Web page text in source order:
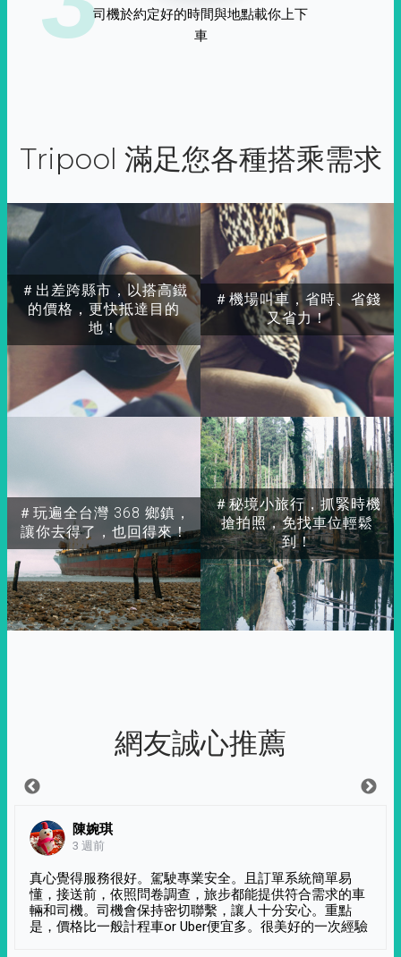
司機於約定好的時間與地點載你上下
車
Tripool 滿足您各種搭乘需求
＃出差跨縣市，以搭高鐵
的價格，更快抵達目的
地！
＃玩遍全台灣 368 鄉鎮，
讓你去得了，也回得來！
＃秘境小旅行，抓緊時機
搶拍照，免找車位輕鬆
到！
＃機場叫車，省時、省錢
又省力！
網友誠心推薦
陳婉琪
3 週前
真心覺得服務很好。駕駛專業安全。且訂單系統簡單易
懂，接送前，依照問卷調查，旅步都能提供符合需求的車
輛和司機。司機會保持密切聯繫，讓人十分安心。重點
是，價格比一般計程車or Uber便宜多。很美好的一次經驗